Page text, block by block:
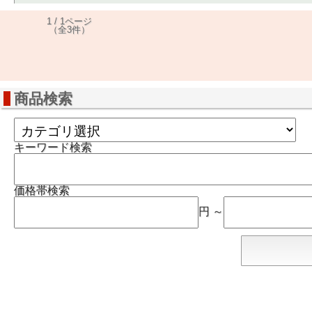
1 / 1ページ
（全3件）
商品検索
キーワード検索
価格帯検索
円 ～